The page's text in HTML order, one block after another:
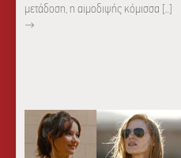
μετάδοση, η αιμοδιψής κόμισσα [...]
→